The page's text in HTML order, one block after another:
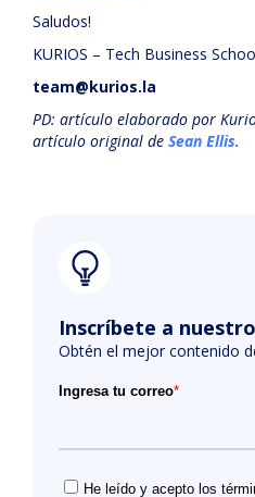
Saludos!
KURIOS – Tech Business
team@kurios.la
PD: artículo elaborado por
artículo original de Sean Ellis.
Inscríbete a
Obtén el mejor contenido